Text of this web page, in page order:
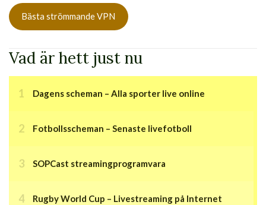
Bästa strömmande VPN
Vad är hett just nu
Dagens scheman – Alla sporter live online
Fotbollsscheman – Senaste livefotboll
SOPCast streamingprogramvara
Rugby World Cup – Livestreaming på Internet